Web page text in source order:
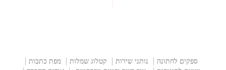
ספקים לחתונה נותני שירות קטלוג שמלות
מפת כתבות